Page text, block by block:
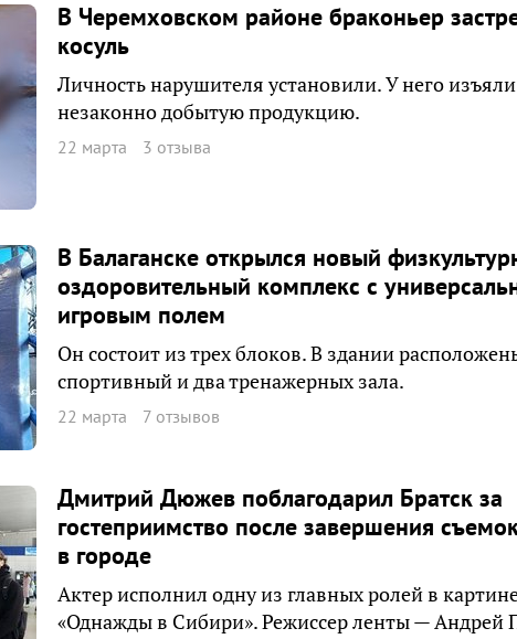
В Черемховском районе браконьер
косуль
Личность нарушителя установили. У него
незаконно добытую продукцию.
22 марта 3 отзыва
В Балаганске открылся новый
оздоровительный комплекс с
игровым полем
Он состоит из трех блоков. В здании
спортивный и два тренажерных зала.
22 марта 7 отзывов
Дмитрий Дюжев поблагодарил Братск за
гостеприимство после завершения
в городе
Актер исполнил одну из главных ролей в
«Однажды в Сибири». Режиссер ленты — Андрей